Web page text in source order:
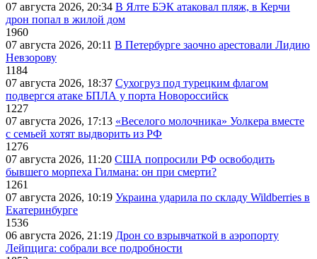
07 августа 2026, 20:34 В Ялте БЭК атаковал пляж, в Керчи
дрон попал в жилой дом
1960
07 августа 2026, 20:11 В Петербурге заочно арестовали Лидию
Невзорову
1184
07 августа 2026, 18:37 Сухогруз под турецким флагом
подвергся атаке БПЛА у порта Новороссийск
1227
07 августа 2026, 17:13 «Веселого молочника» Уолкера вместе
с семьей хотят выдворить из РФ
1276
07 августа 2026, 11:20 США попросили РФ освободить
бывшего морпеха Гилмана: он при смерти?
1261
07 августа 2026, 10:19 Украина ударила по складу Wildberries в
Екатеринбурге
1536
06 августа 2026, 21:19 Дрон со взрывчаткой в аэропорту
Лейпцига: собрали все подробности